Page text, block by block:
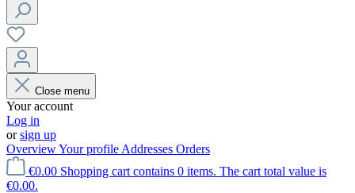
Close menu
Your account
Log in
orsign up
OverviewYour profile Addresses Orders
€0.00 Shopping cart contains 0 items. The cart total value is
€0.00.